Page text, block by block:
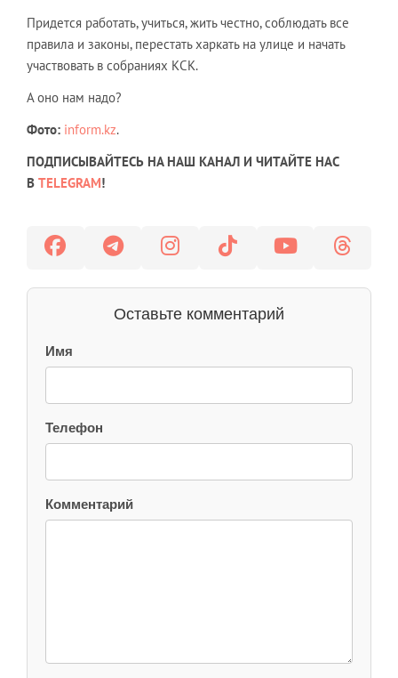
Придется работать, учиться, жить честно, соблюдать все
правила и законы, перестать харкать на улице и начать
участвовать в собраниях КСК.
А оно нам надо?
Фото: inform.kz.
ПОДПИСЫВАЙТЕСЬ НА НАШ КАНАЛ И ЧИТАЙТЕ НАС
В TELEGRAM!
Оставьте комментарий
Имя
Телефон
Комментарий